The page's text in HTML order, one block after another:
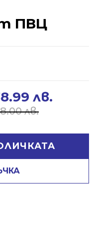
ПВЦ
лв.
лв.